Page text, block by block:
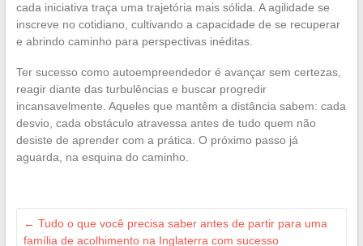
cada iniciativa traça uma trajetória mais sólida. A agilidade se
inscreve no cotidiano, cultivando a capacidade de se recuperar
e abrindo caminho para perspectivas inéditas.
Ter sucesso como autoempreendedor é avançar sem certezas,
reagir diante das turbulências e buscar progredir
incansavelmente. Aqueles que mantêm a distância sabem: cada
desvio, cada obstáculo atravessa antes de tudo quem não
desiste de aprender com a prática. O próximo passo já
aguarda, na esquina do caminho.
← Tudo o que você precisa saber antes de partir para uma
família de acolhimento na Inglaterra com sucesso